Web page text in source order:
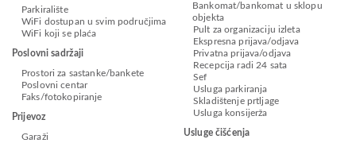
Parkiralište
WiFi dostupan u svim područjima
WiFi koji se plaća
Poslovni sadržaji
Prostori za sastanke/bankete
Poslovni centar
Faks/fotokopiranje
Prijevoz
Garaži
Bankomat/bankomat u sklopu
objekta
Pult za organizaciju izleta
Ekspresna prijava/odjava
Privatna prijava/odjava
Recepcija radi 24 sata
Sef
Usluga parkiranja
Skladištenje prtljage
Usluga konsijerža
Usluge čišćenja